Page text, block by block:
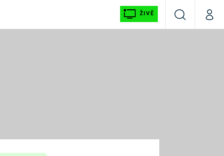
ŽIVĚ
VyhledáváníMůj